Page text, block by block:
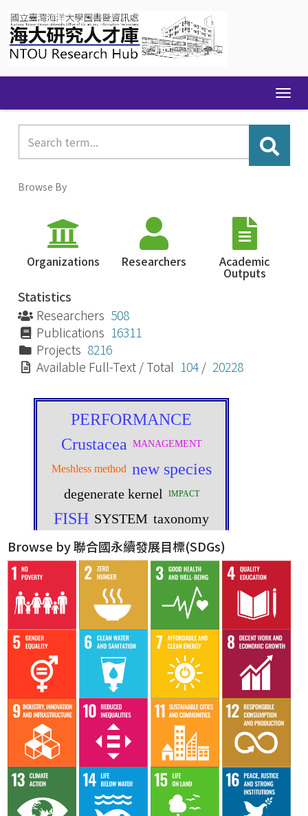
navigation
Browse By
Organizations Researchers Academic
Outputs
Statistics
Researchers 508
Publications 16311
Projects 8216
Available Full-Text / Total 104 / 20228
Browse by 聯合國永續發展目標(SDGs)